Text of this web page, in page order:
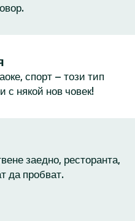
спорт – този тип
с някой нов човек!
заедно, ресторанта,
да пробват.